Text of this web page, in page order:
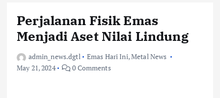
Perjalanan Fisik Emas
Menjadi Aset Nilai Lindung
admin_news.dgtl Emas Hari Ini,Metal News
May 21, 2024
0 Comments